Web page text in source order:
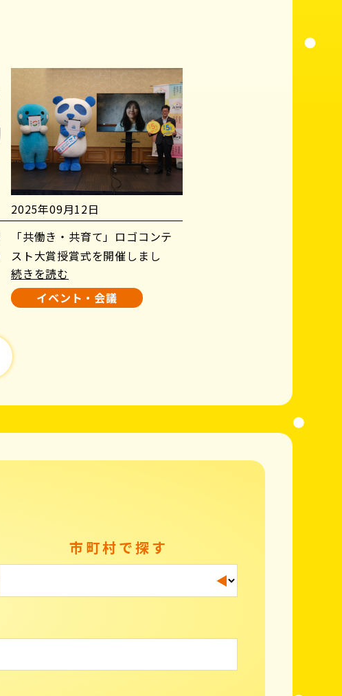
2025年09月12日
「共働き・共育て」ロゴコンテ
スト大賞授賞式を開催しまし
た！
続きを読む
イベント・会議
市町村で探す